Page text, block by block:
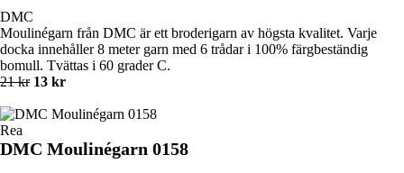
DMC
Moulinégarn från DMC är ett broderigarn av högsta kvalitet. Varje
docka innehåller 8 meter garn med 6 trådar i 100% färgbeständig
bomull. Tvättas i 60 grader C.
21 kr 13 kr
Rea
DMC Moulinégarn 0158